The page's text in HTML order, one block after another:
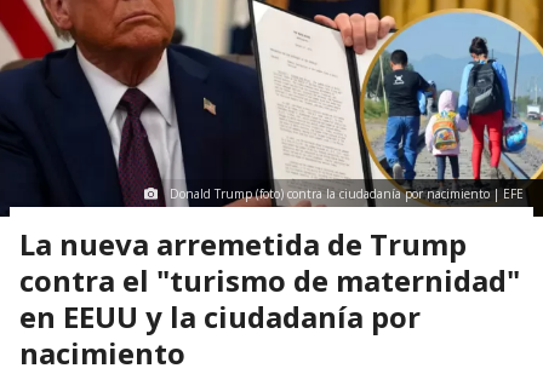
Donald Trump (foto) contra la ciudadanía por nacimiento | EFE
La nueva arremetida de Trump
contra el "turismo de maternidad"
en EEUU y la ciudadanía por
nacimiento